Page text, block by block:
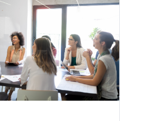
désormais disponible